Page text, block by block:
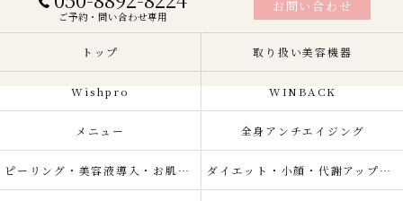
ご予約・問い合わせ専用
お問い合わせ
トップ 取り扱い美容機器
Wishpro WINBACK
メニュー 全身アンチエイジング
ピーリング・美容液導入・お肌の悩み改善 ダイエット・小顔・代謝アップ・肌質改善・リラクゼーション